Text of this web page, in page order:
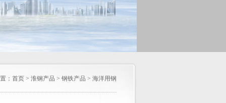
： 首页 > 淮钢产品 > 钢铁产品 > 海洋用钢